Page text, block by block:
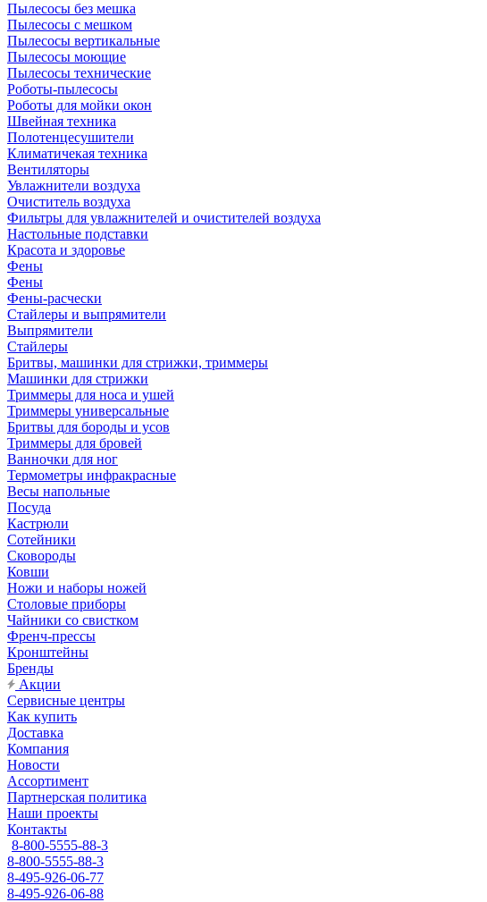
Пылесосы без мешка
Пылесосы с мешком
Пылесосы вертикальные
Пылесосы моющие
Пылесосы технические
Роботы-пылесосы
Роботы для мойки окон
Швейная техника
Полотенцесушители
Климатичекая техника
Вентиляторы
Увлажнители воздуха
Очиститель воздуха
Фильтры для увлажнителей и очистителей воздуха
Настольные подставки
Красота и здоровье
Фены
Фены
Фены-расчески
Стайлеры и выпрямители
Выпрямители
Стайлеры
Бритвы, машинки для стрижки, триммеры
Машинки для стрижки
Триммеры для носа и ушей
Триммеры универсальные
Бритвы для бороды и усов
Триммеры для бровей
Ванночки для ног
Термометры инфракрасные
Весы напольные
Посуда
Кастрюли
Сотейники
Сковороды
Ковши
Ножи и наборы ножей
Столовые приборы
Чайники со свистком
Френч-прессы
Кронштейны
Бренды
Акции
Сервисные центры
Как купить
Доставка
Компания
Новости
Ассортимент
Партнерская политика
Наши проекты
Контакты
8-800-5555-88-3
8-800-5555-88-3
8-495-926-06-77
8-495-926-06-88